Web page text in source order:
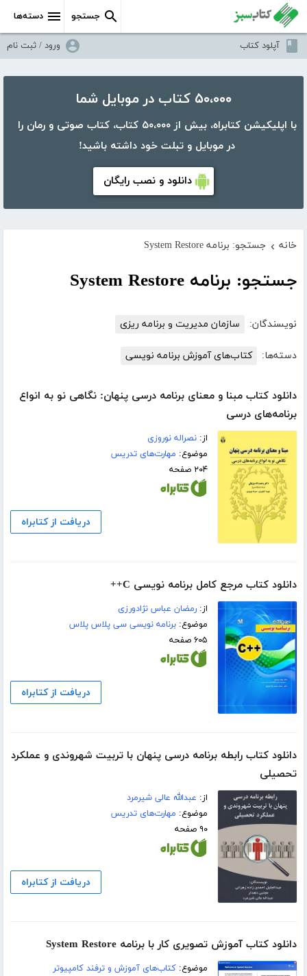
دسته‌ها جستجو
آپلود کتاب ورود / ثبت نام
۵۰،۰۰۰ کتاب در موبایل شما
با اپلیکیشن کتابراه، بیش از ۵۰،۰۰۰ کتاب، کتاب صوتی و رمان را
در موبایل و تبلت خود داشته باشید!
دانلود و نصب رایگان
خانه › جستجو: برنامه System Restore
جستجو: برنامه System Restore
نویسندگان: سازمان مدیریت و برنامه ریزی
دسته‌ها: کتاب‌های آموزش برنامه نویسی
دانلود کتاب مبنا و معنای برنامه درسی پنهان: نگاهی نو به انواع
برنامه‌های درسی
از:نصراله نوروزی
موضوع: مهارت‌های تدریس
۲۰۴ صفحه
دریافت از کتابراه
دانلود کتاب مرجع کامل برنامه نویسی C++
از:رمضان عباس نژادورزی
موضوع:برنامه نویسی سی پلاس پلاس
۶۰۵ صفحه
دریافت از کتابراه
دانلود کتاب رابطه برنامه درسی پنهان با تربیت شهروندی و عملکرد
تحصیلی
از: عبدالله عالی شیرمرد
موضوع: مهارت‌های تدریس
۹۰ صفحه
دریافت از کتابراه
دانلود کتاب آموزش تصویری کار با برنامه System Restore
موضوع:کتاب‌های آموزش و ترفند کامپیوتر